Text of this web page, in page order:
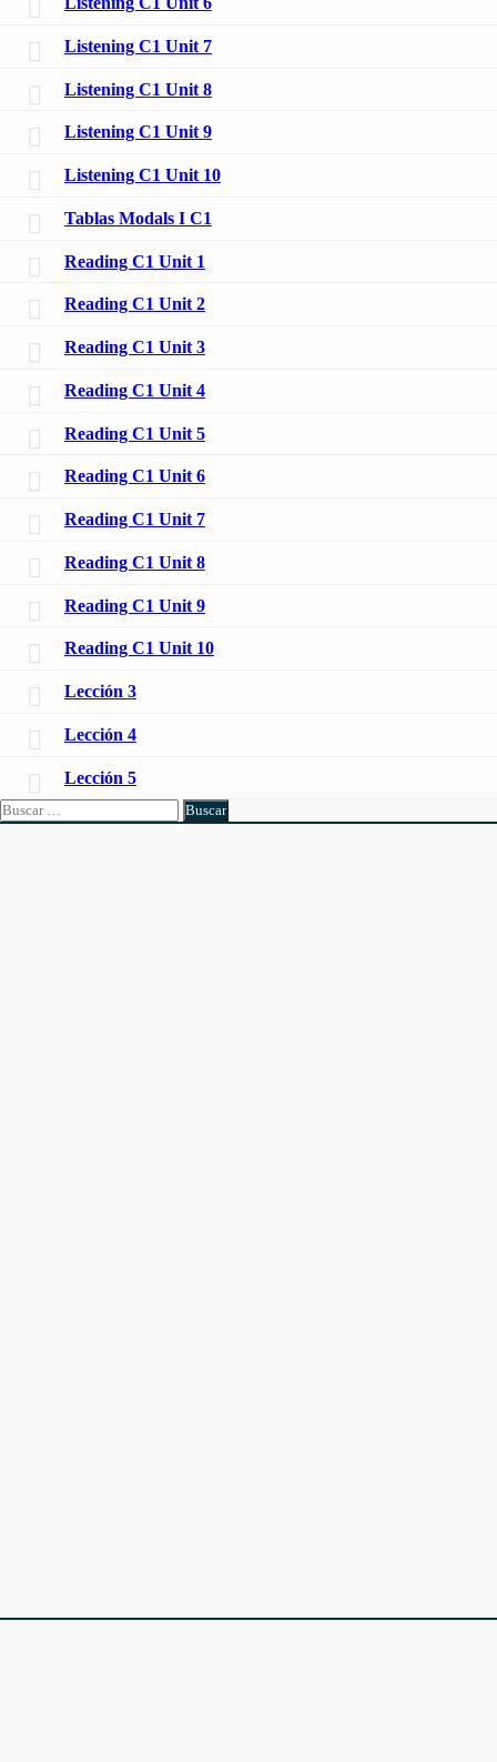
Listening C1 Unit 7
Listening C1 Unit 8
Listening C1 Unit 9
Listening C1 Unit 10
Tablas Modals I C1
Reading C1 Unit 1
Reading C1 Unit 2
Reading C1 Unit 3
Reading C1 Unit 4
Reading C1 Unit 5
Reading C1 Unit 6
Reading C1 Unit 7
Reading C1 Unit 8
Reading C1 Unit 9
Reading C1 Unit 10
Lección 3
Lección 4
Lección 5
Buscar: